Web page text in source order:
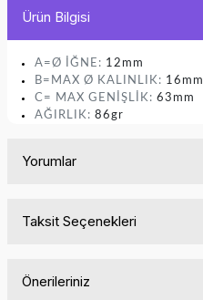
Ürün Bilgisi
A=Ø İĞNE: 12mm
B=MAX Ø KALINLIK: 16mm
C= MAX GENİŞLİK: 63mm
AĞIRLIK: 86gr
Yorumlar
Taksit Seçenekleri
Önerileriniz